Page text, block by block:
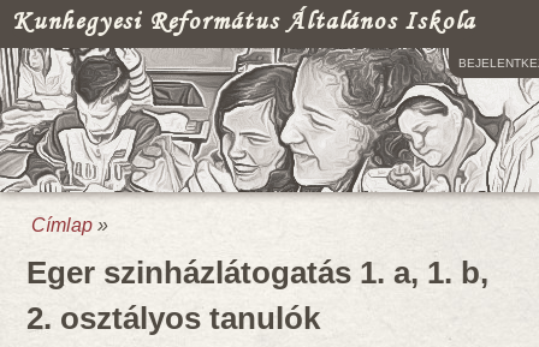
Kunhegyesi Református Általános Iskola
Jelenlegi hely
Címlap »
Eger szinházlátogatás 1. a, 1. b,
2. osztályos tanulók